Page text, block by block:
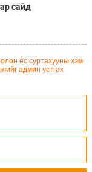
сайд
ёс суртахууны хэм
админ устгах